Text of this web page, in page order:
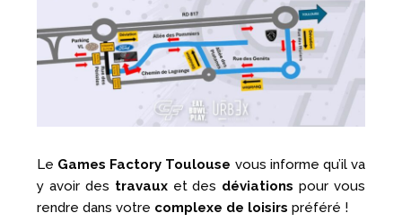
Le Games Factory Toulouse vous informe qu’il va
y avoir des travauxet des déviations pour vous
rendre dans votre complexe de loisirs préféré !